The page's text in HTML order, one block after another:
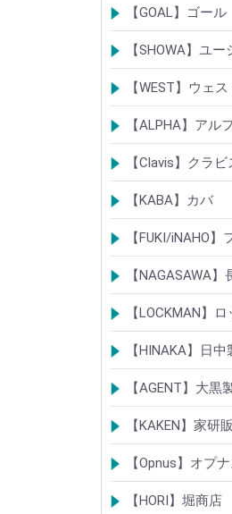
シリンダー
レバーハンドル錠
ケースロック
モノロック
本締錠
引戸錠
引違戸錠
ガラス扉錠
補助錠
グレモン錠
自動施錠錠
面付錠
内部錠
プッシュプル錠
キーレス錠
インダストリアル
ク
ポスト錠
ハンドル
サムターン
フロントプレート
ストライク
樹脂カバー・非常
交換・補修錠前
交換・補修部材
M品番特殊錠(Kシリ
その他
【GOAL】ゴール
シリンダー
錠
錠前部品
その他
【SHOWA】ユ
シリンダー
錠
その他
【WEST】ウェス
シリンダー
錠
その他
【ALPHA】アル
シリンダー
錠
南京錠
【Clavis】クラ
シリンダー
錠
【KABA】カバ
シリンダー
錠・ロック製品
【FUKI/iNAHO
TIERKEYシリンダー
ロック製品
【NAGASAWA
シリンダー
古代・古代ネオ装
KEYLEX/キーレッ
レバーハンドルシ
【LOCKMAN】
メガクロスSPシリ
デジタルロック
【HINAKA】日
SEPA/HDSシリン
SEPA・AGE・GIA
【AGENT】大黒
LSシリンダー
錠・ロック製品
【KAKEN】家研
ベルウェーブキー
ロック製品
【Opnus】オプ
シリンダー
ロック製品
【HORI】堀商店